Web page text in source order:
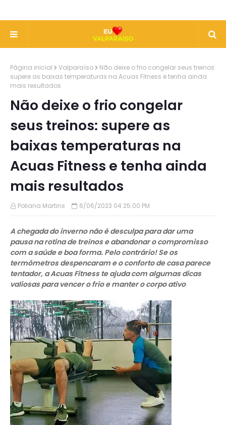
Página inicial Valparaíso
Não deixe o frio congelar seus treinos:
supere as baixas temperaturas na Acuas Fitness e tenha ainda
mais resultados
Não deixe o frio congelar
seus treinos: supere as
baixas temperaturas na
Acuas Fitness e tenha ainda
mais resultados
Poliana Martins 6/06/2023 04:25:00 PM
A chegada do inverno não é desculpa para dar uma
pausa na rotina de treinos e abandonar o compromisso
com a saúde e boa forma. Pelo contrário! Se os
termômetros despencaram e o conforto de casa parece
tentador, a Acuas Fitness te ajuda com algumas dicas
valiosas para vencer o frio e manter o corpo ativo